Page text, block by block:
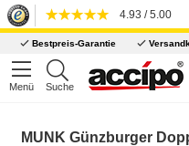
4.93 / 5.00
Bestpreis-Garantie
Menü Suche
MUNK Günzburger